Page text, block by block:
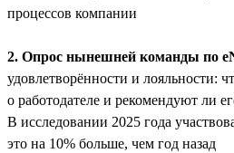
процессов компании
2. Опрос нынешней команды по
удовлетворённости и лояльности:
о работодателе и рекомендуют ли
В исследовании 2025 года
это на 10% больше, чем год назад